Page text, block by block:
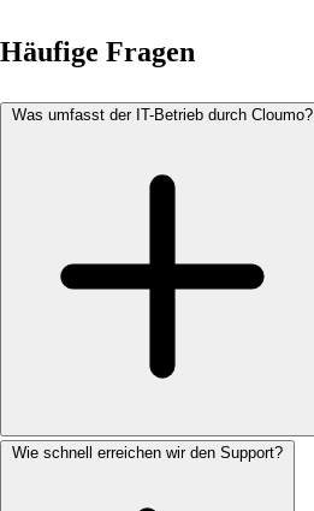
Häufige Fragen
Was umfasst der IT-Betrieb durch Cloumo?
Wie schnell erreichen wir den Support?